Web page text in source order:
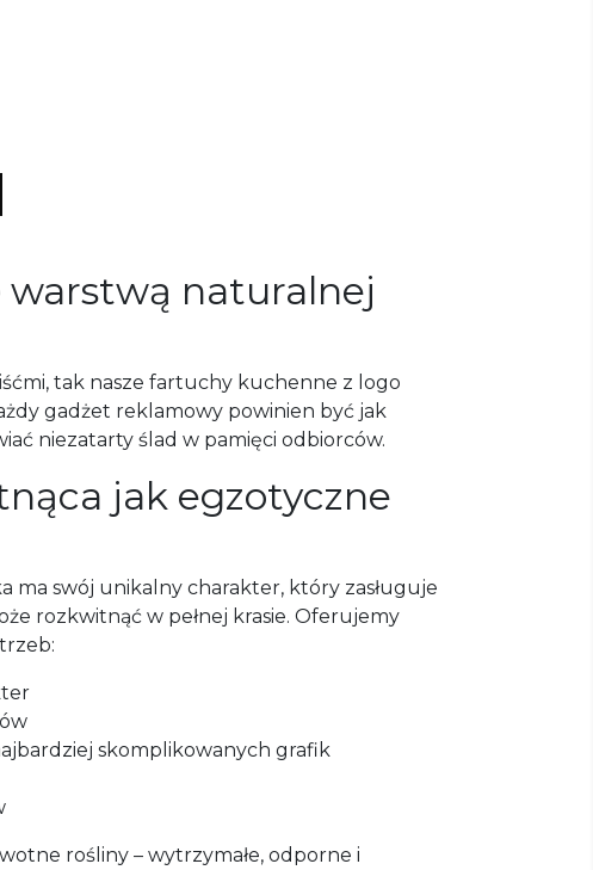
warstwą naturalnej
tak nasze fartuchy kuchenne z logo
gadżet reklamowy powinien być jak
niezatarty ślad w pamięci odbiorców.
jak egzotyczne
ma swój unikalny charakter, który zasługuje
rozkwitnąć w pełnej krasie. Oferujemy
skomplikowanych grafik
rośliny – wytrzymałe, odporne i